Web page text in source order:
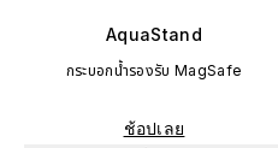
AquaStand
กระบอกน้ำรองรับ MagSafe
ช้อปเลย